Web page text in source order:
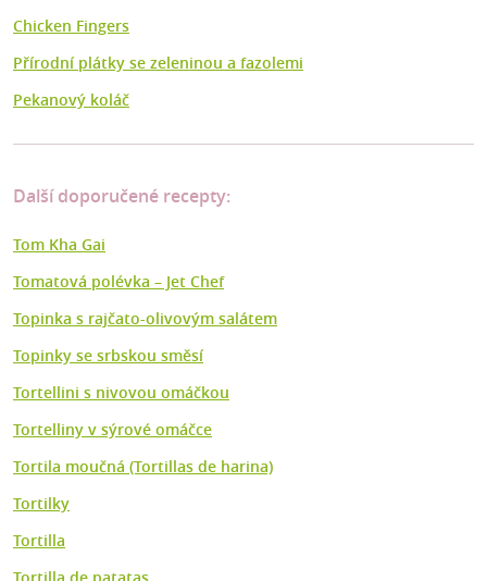
Chicken Fingers
Přírodní plátky se zeleninou a fazolemi
Pekanový koláč
Další doporučené recepty:
Tom Kha Gai
Tomatová polévka – Jet Chef
Topinka s rajčato-olivovým salátem
Topinky se srbskou směsí
Tortellini s nivovou omáčkou
Tortelliny v sýrové omáčce
Tortila moučná (Tortillas de harina)
Tortilky
Tortilla